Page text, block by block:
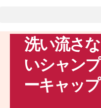
テ
洗い流さな
いシャンプ
ーキャップ